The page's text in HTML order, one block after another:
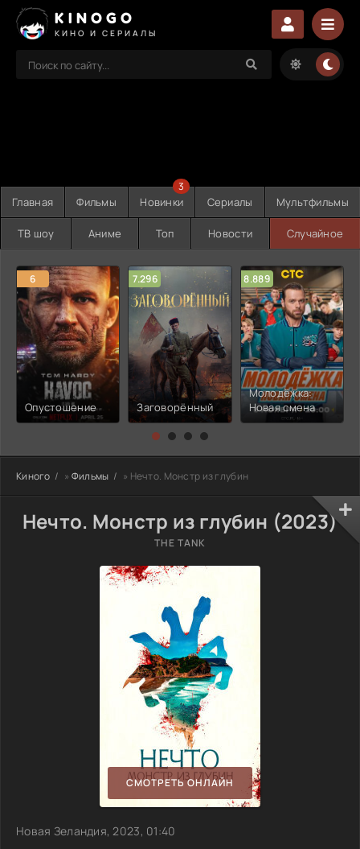
KINOGO
КИНО И СЕРИАЛЫ
Главная Фильмы Новинки
3
Сериалы Мультфильмы
ТВ шоу Аниме Топ Новости Случайное
6
Опустошение
7.296
Заговорённый
8.889
Молодёжка:
Новая смена
Киного » Фильмы » Нечто. Монстр из глубин
Нечто. Монстр из глубин (2023)
THE TANK
СМОТРЕТЬ ОНЛАЙН
Новая Зеландия, 2023, 01:40